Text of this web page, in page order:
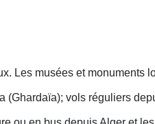
Les musées et monuments
(Ghardaïa); vols réguliers